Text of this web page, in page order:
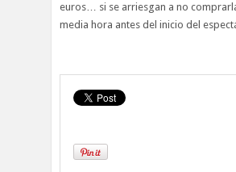
euros… si se arriesgan a no
media hora antes del inicio del